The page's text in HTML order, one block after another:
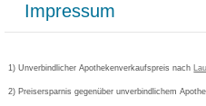
AGB
Cookie-Einstellungen
Vertrag widerrufen
Versandkosten
Bestellschein ausfüllen
Newsletteranmeldung
Gutschein und Rabatte
Kundenbewertung
Grippostad
Bepanthen
Impressum
1) Unverbindlicher Apothekenverkaufspreis nach
2) Preisersparnis gegenüber unverbindlichem